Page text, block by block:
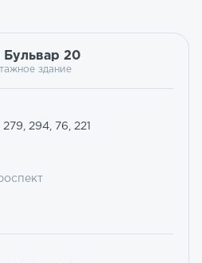
20
здание
294, 76, 221